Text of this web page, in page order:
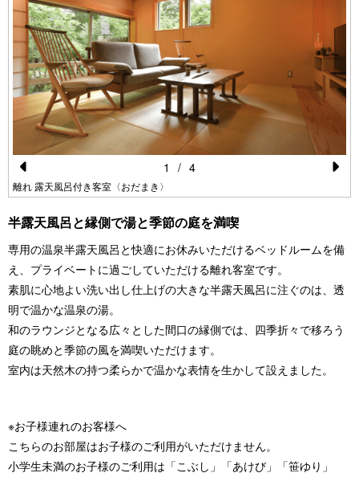
Pr
e
vi
o
u
s
離れ 露天風呂付き客室〈おだまき〉
1 / 4
半露天風呂と縁側で湯と季節の庭を満喫
専用の温泉半露天風呂と快適にお休みいただけるベッドルームを備
え、プライベートに過ごしていただける離れ客室です。
素肌に心地よい洗い出し仕上げの大きな半露天風呂に注ぐのは、透
明で温かな温泉の湯。
和のラウンジとなる広々とした間口の縁側では、四季折々で移ろう
庭の眺めと季節の風を満喫いただけます。
室内は天然木の持つ柔らかで温かな表情を生かして設えました。
※お子様連れのお客様へ
こちらのお部屋はお子様のご利用がいただけません。
小学生未満のお子様のご利用は「こぶし」「あけび」「笹ゆり」